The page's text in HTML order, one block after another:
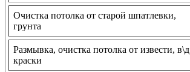
Очистка потолка от старой шпатлевки,
грунта
Размывка, очистка потолка от извести, в\д
краски